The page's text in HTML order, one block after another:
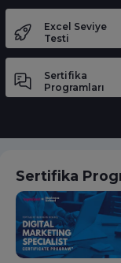
Excel Seviye
Testi
Sertifika
Programları
Sertifika